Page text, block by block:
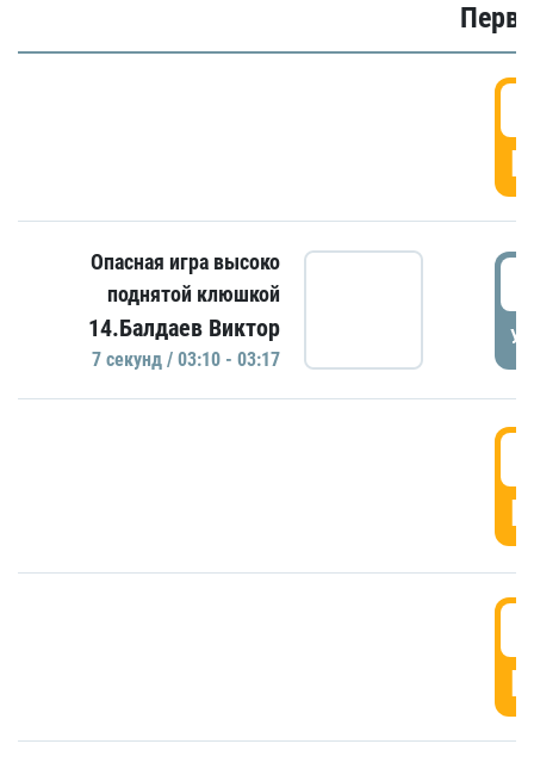
Опасная игра высоко
поднятой клюшкой
14.Балдаев Виктор
7 секунд / 03:10 - 03:17